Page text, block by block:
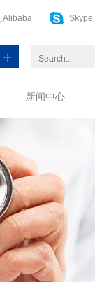
Skype
新闻中心